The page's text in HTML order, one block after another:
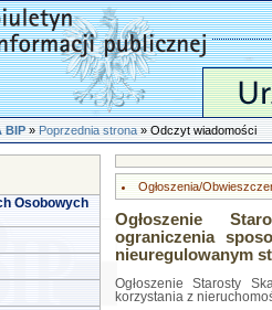
BIP»Poprzednia strona» Odczyt wiadomości
Osobowych
Ogłoszenia/
Ogłoszenie
ograniczenia
nieuregulowanym
Ogłoszenie Starosty
korzystania z